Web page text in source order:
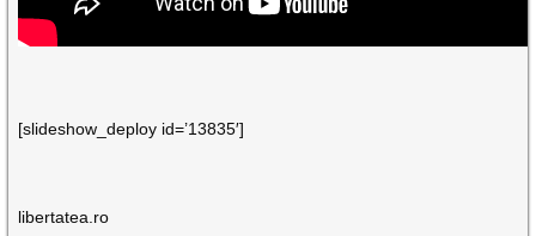
[slideshow_deploy id=’13835′]
libertatea.ro